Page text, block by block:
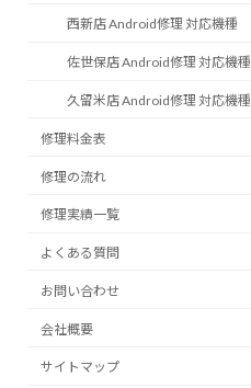
西新店 Android修理 対応機種
佐世保店 Android修理 対応機種
久留米店 Android修理 対応機種
修理料金表
修理の流れ
修理実績一覧
よくある質問
お問い合わせ
会社概要
サイトマップ